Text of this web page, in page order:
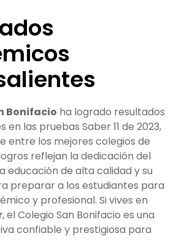
Bonifacio ha logrado resultados
en las pruebas Saber 11 de 2023,
entre los mejores colegios de
reflejan la dedicación del
educación de alta calidad y su
preparar a los estudiantes para
y profesional. Si vives en
, el Colegio San Bonifacio es una
confiable y prestigiosa para